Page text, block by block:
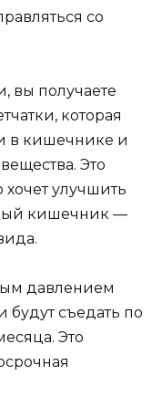
со
вы получаете
которая
в кишечнике и
Это
хочет улучшить
кишечник —
давлением
будут съедать по
Это